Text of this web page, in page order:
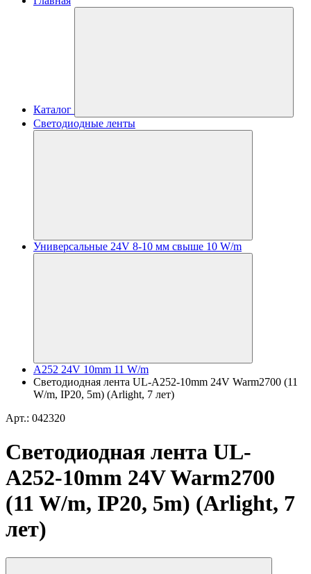
Каталог
Светодиодные ленты
Универсальные 24V 8-10 мм свыше 10 W/m
A252 24V 10mm 11 W/m
Светодиодная лента UL-A252-10mm 24V Warm2700 (11
W/m, IP20, 5m) (Arlight, 7 лет)
Арт.: 042320
Светодиодная лента UL-
A252-10mm 24V Warm2700
(11 W/m, IP20, 5m) (Arlight, 7
лет)